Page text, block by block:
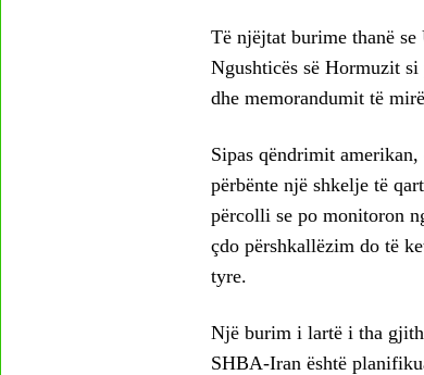
Të njëjtat burime thanë
Ngushticës së Hormuzit
dhe memorandumit të
Sipas qëndrimit
përbënte një shkelje të
përcolli se po monitoron
çdo përshkallëzim do të
tyre.
Një burim i lartë i tha
SHBA-Iran është